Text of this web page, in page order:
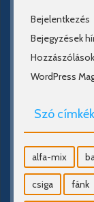
Bejelentkezés
Bejegyzések
WordPress
Szó címkék
alfa-mix
csiga fánk